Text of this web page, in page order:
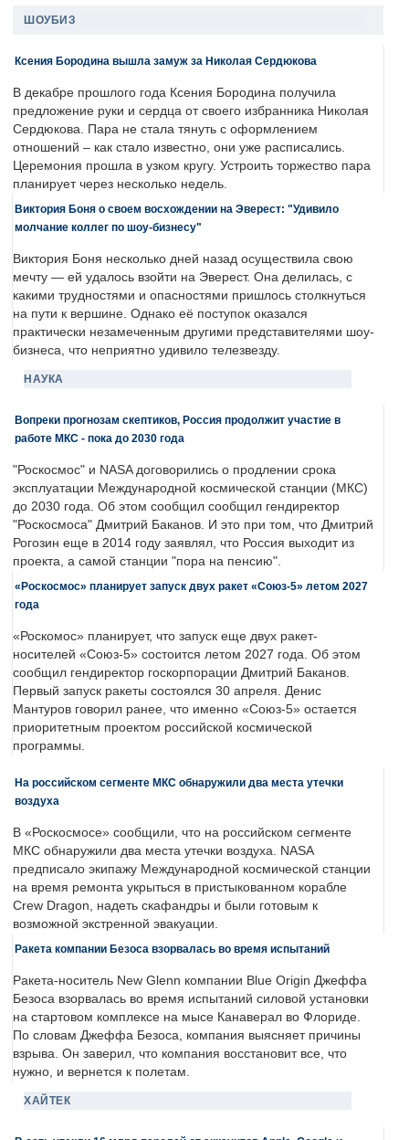
ШОУБИЗ
Ксения Бородина вышла замуж за Николая Сердюкова
В декабре прошлого года Ксения Бородина получила
предложение руки и сердца от своего избранника Николая
Сердюкова. Пара не стала тянуть с оформлением
отношений – как стало известно, они уже расписались.
Церемония прошла в узком кругу. Устроить торжество пара
планирует через несколько недель.
Виктория Боня о своем восхождении на Эверест: "Удивило
молчание коллег по шоу-бизнесу"
Виктория Боня несколько дней назад осуществила свою
мечту — ей удалось взойти на Эверест. Она делилась, с
какими трудностями и опасностями пришлось столкнуться
на пути к вершине. Однако её поступок оказался
практически незамеченным другими представителями шоу-
бизнеса, что неприятно удивило телезвезду.
НАУКА
Вопреки прогнозам скептиков, Россия продолжит участие в
работе МКС - пока до 2030 года
"Роскосмос" и NASA договорились о продлении срока
эксплуатации Международной космической станции (МКС)
до 2030 года. Об этом сообщил сообщил гендиректор
"Роскосмоса" Дмитрий Баканов. И это при том, что Дмитрий
Рогозин еще в 2014 году заявлял, что Россия выходит из
проекта, а самой станции "пора на пенсию".
«Роскосмос» планирует запуск двух ракет «Союз-5» летом 2027
года
«Роскомос» планирует, что запуск еще двух ракет-
носителей «Союз-5» состоится летом 2027 года. Об этом
сообщил гендиректор госкорпорации Дмитрий Баканов.
Первый запуск ракеты состоялся 30 апреля. Денис
Мантуров говорил ранее, что именно «Союз-5» остается
приоритетным проектом российской космической
программы.
На российском сегменте МКС обнаружили два места утечки
воздуха
В «Роскосмосе» сообщили, что на российском сегменте
МКС обнаружили два места утечки воздуха. NASA
предписало экипажу Международной космической станции
на время ремонта укрыться в пристыкованном корабле
Crew Dragon, надеть скафандры и были готовым к
возможной экстренной эвакуации.
Ракета компании Безоса взорвалась во время испытаний
Ракета-носитель New Glenn компании Blue Origin Джеффа
Безоса взорвалась во время испытаний силовой установки
на стартовом комплексе на мысе Канаверал во Флориде.
По словам Джеффа Безоса, компания выясняет причины
взрыва. Он заверил, что компания восстановит все, что
нужно, и вернется к полетам.
ХАЙТЕК